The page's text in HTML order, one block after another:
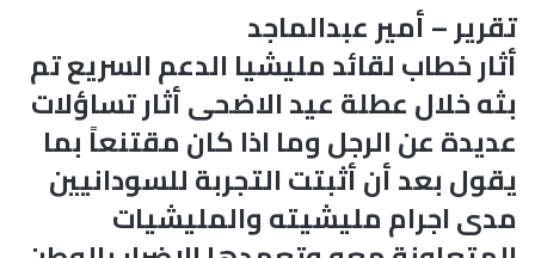
تقرير – أمير عبدالماجد
أثار خطاب لقائد مليشيا الدعم السريع تم
بثه خلال عطلة عيد الاضحى أثار تساؤلات
عديدة عن الرجل وما اذا كان مقتنعاً بما
يقول بعد أن أثبتت التجربة للسودانيين
مدى اجرام مليشيته والمليشيات